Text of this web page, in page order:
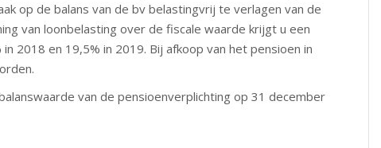
op de balans van de bv belastingvrij te verlagen van de
van loonbelasting over de fiscale waarde krijgt u een
2018 en 19,5% in 2019. Bij afkoop van het pensioen in
van de pensioenverplichting op 31 december